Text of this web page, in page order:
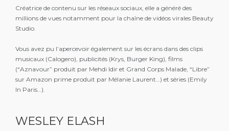
Créatrice de contenu sur les réseaux sociaux, elle a généré des
millions de vues notamment pour la chaîne de vidéos virales Beauty
Studio.
Vous avez pu l’apercevoir également sur les écrans dans des clips
musicaux (Calogero), publicités (Krys, Burger King), films
(“Aznavour” produit par Mehdi Idir et Grand Corps Malade, “Libre”
sur Amazon prime produit par Mélanie Laurent…) et séries (Emily
In Paris…).
WESLEY ELASH